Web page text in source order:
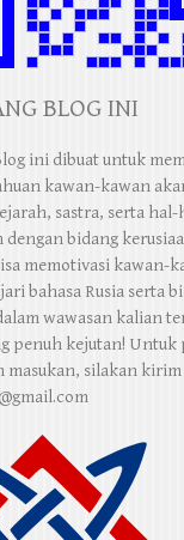
BLOG INI
ini dibuat untuk
kawan-kawan
sastra, serta
bidang
memotivasi kawan-
bahasa Rusia serta
wawasan kalian
penuh kejutan! Untuk
silakan kirim